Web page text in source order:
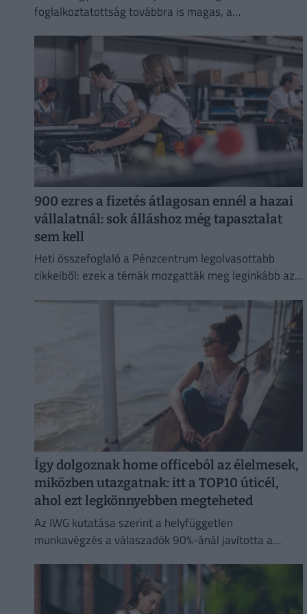
foglalkoztatottság továbbra is magas, a
mértékben.
900 ezres a fizetés átlagosan ennél a hazai
vállalatnál: sok álláshoz még tapasztalat
sem kell
Heti összefoglaló a Pénzcentrum legolvasottabb
cikkeiből: ezek a témák mozgatták meg leginkább az
Így dolgoznak home officeból az élelmesek,
miközben utazgatnak: itt a TOP10 úticél,
ahol ezt legkönnyebben megteheted
Az IWG kutatása szerint a helyfüggetlen
munkavégzés a válaszadók 90%-ánál javította a
produktívabbnak érzi magát.